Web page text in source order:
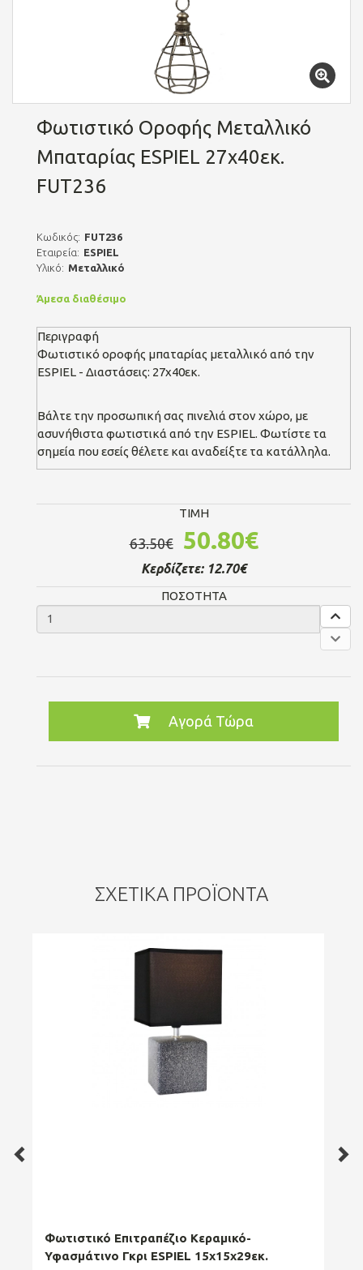
Φωτιστικό Οροφής Μεταλλικό
Μπαταρίας ESPIEL 27x40εκ.
FUT236
Κωδικός: FUT236
Εταιρεία: ESPIEL
Υλικό: Μεταλλικό
Άμεσα διαθέσιμο
Περιγραφή
Φωτιστικό οροφής μπαταρίας μεταλλικό από την
ESPIEL - Διαστάσεις: 27x40εκ.
Βάλτε την προσωπική σας πινελιά στον χώρο, με
ασυνήθιστα φωτιστικά από την ESPIEL. Φωτίστε τα
σημεία που εσείς θέλετε και αναδείξτε τα κατάλληλα.
TIMH
63.50€ 50.80€
Κερδίζετε: 12.70€
ΠΟΣΟΤΗΤΑ
Αγορά Τώρα
ΣΧΕΤΙΚΆ ΠΡΟΪΌΝΤΑ
Φωτιστικό Επιτραπέζιο Κεραμικό-
Υφασμάτινο Γκρι ESPIEL 15x15x29εκ.